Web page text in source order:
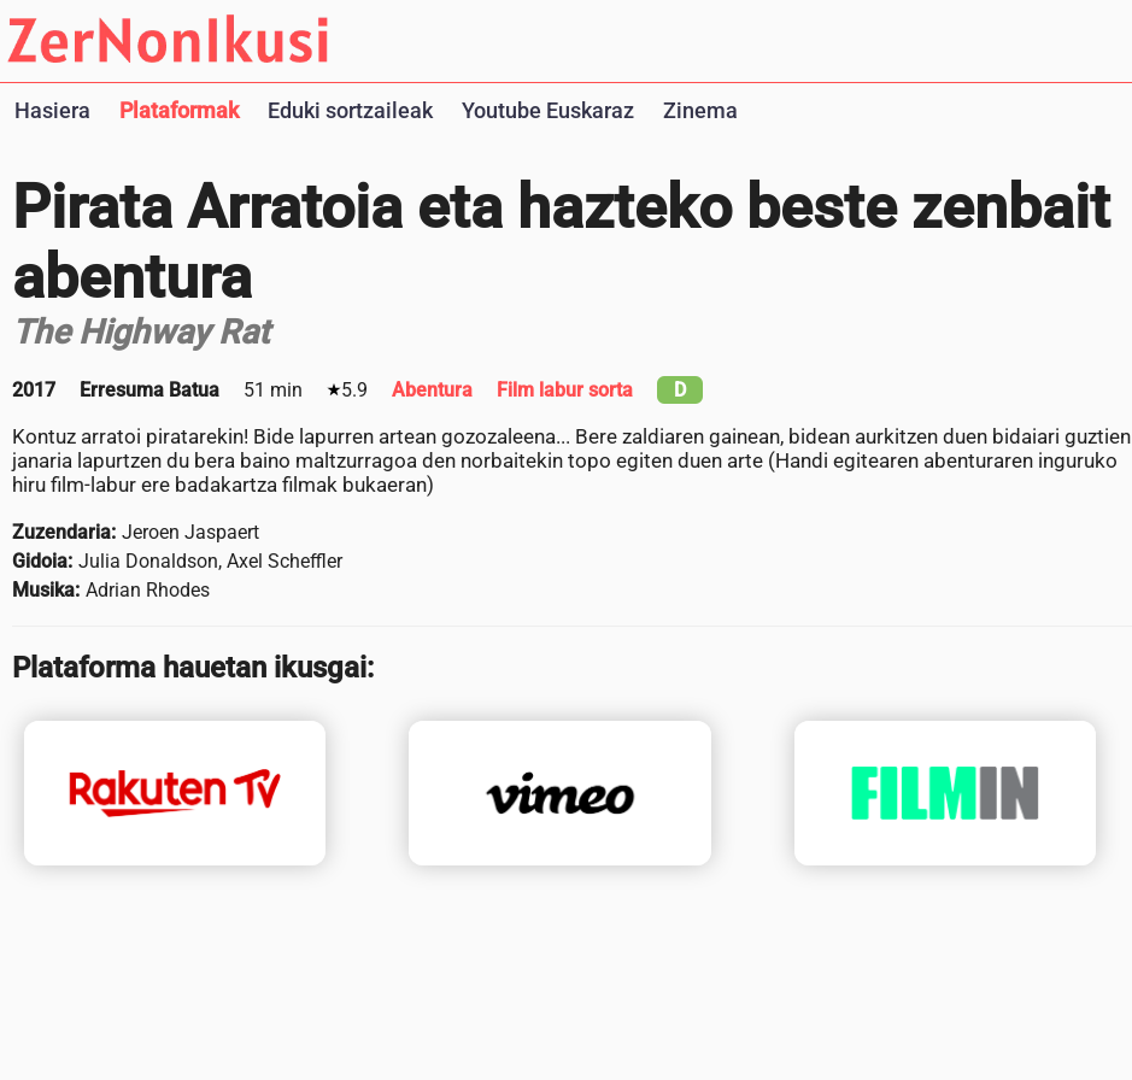
Hasiera Plataformak Eduki sortzaileak Youtube Euskaraz Zinema
Pirata Arratoia eta hazteko beste zenbait
abentura
The Highway Rat
2017 Erresuma Batua 51 min 5.9 Abentura Film labur sorta D
Kontuz arratoi piratarekin! Bide lapurren artean gozozaleena... Bere zaldiaren gainean, bidean aurkitzen duen bidaiari guztien
janaria lapurtzen du bera baino maltzurragoa den norbaitekin topo egiten duen arte (Handi egitearen abenturaren inguruko
hiru film-labur ere badakartza filmak bukaeran)
Zuzendaria: Jeroen Jaspaert
Gidoia: Julia Donaldson, Axel Scheffler
Musika: Adrian Rhodes
Plataforma hauetan ikusgai: